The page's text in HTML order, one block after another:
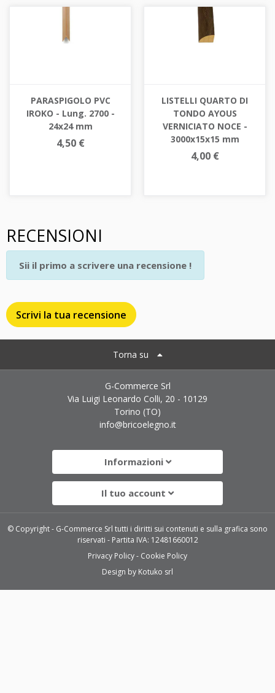
PARASPIGOLO PVC
IROKO - Lung. 2700 -
24x24 mm
4,50 €
LISTELLI QUARTO DI
TONDO AYOUS
VERNICIATO NOCE -
3000x15x15 mm
4,00 €
RECENSIONI
Scrivi la tua recensione
Sii il primo a scrivere una recensione !
Torna su
G-Commerce Srl
Via Luigi Leonardo Colli, 20 - 10129
Torino (TO)
info@bricoelegno.it
Informazioni
Il tuo account
© Copyright - G-Commerce Srl tutti i diritti sui contenuti e sulla grafica sono
riservati - Partita IVA: 12481660012
Privacy Policy
Cookie Policy
Design by Kotuko srl